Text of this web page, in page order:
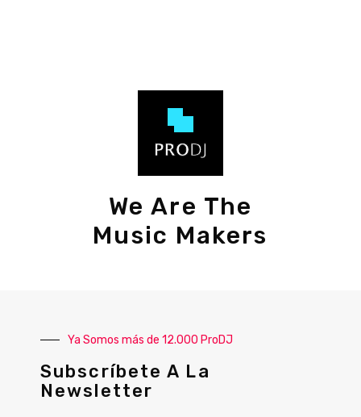
We Are The
Music Makers
Ya Somos más de 12.000 ProDJ
Subscríbete A La
Newsletter